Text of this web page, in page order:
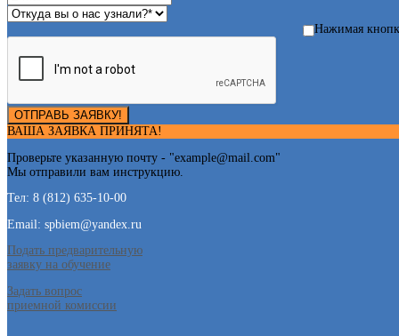
Нажимая
ОТПРАВЬ ЗАЯВКУ!
ВАША ЗАЯВКА ПРИНЯТА!
Проверьте указанную почту - "example@mail.com"
Мы отправили вам инструкцию.
Тел: 8 (812) 635-10-00
Email: spbiem@yandex.ru
Подать предварительную
заявку на обучение
Задать вопрос
приемной комиссии